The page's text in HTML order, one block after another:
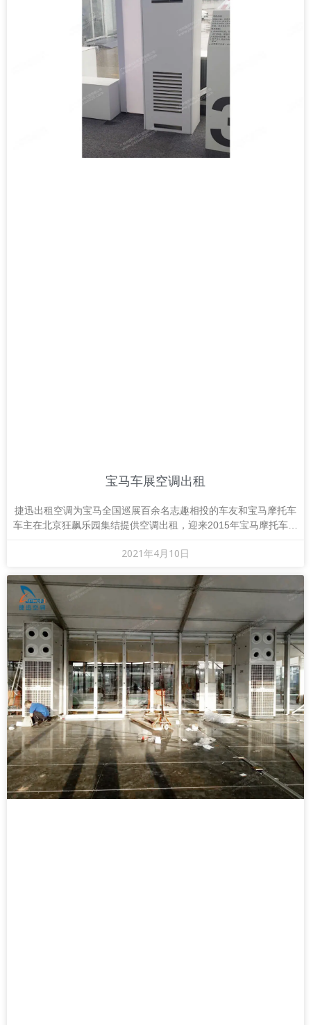
宝马车展空调出租
捷迅出租空调为宝马全国巡展百余名志趣相投的车友和宝马摩托车
车主在北京狂飙乐园集结提供空调出租，迎来2015年宝马摩托车全
2021年4月10日